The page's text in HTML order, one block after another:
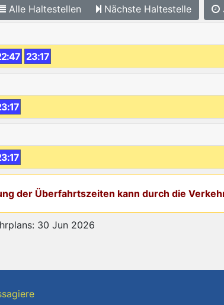
Alle Haltestellen Nächste Haltestelle
23:17
der Überfahrtszeiten kann durch die
30 Jun 2026